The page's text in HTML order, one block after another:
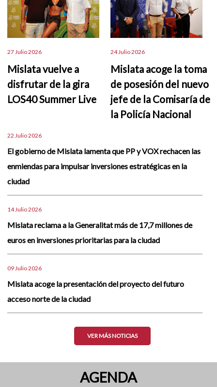
27 Julio 2026
Mislata vuelve a
disfrutar de la gira
LOS40 Summer Live
24 Julio 2026
Mislata acoge la toma
de posesión del nuevo
jefe de la Comisaría de
la Policía Nacional
22 Julio 2026
El gobierno de Mislata lamenta que PP y VOX rechacen las
enmiendas para impulsar inversiones estratégicas en la
ciudad
14 Julio 2026
Mislata reclama a la Generalitat más de 17,7 millones de
euros en inversiones prioritarias para la ciudad
09 Julio 2026
Mislata acoge la presentación del proyecto del futuro
acceso norte de la ciudad
VER MÁS NOTICIAS
AGENDA